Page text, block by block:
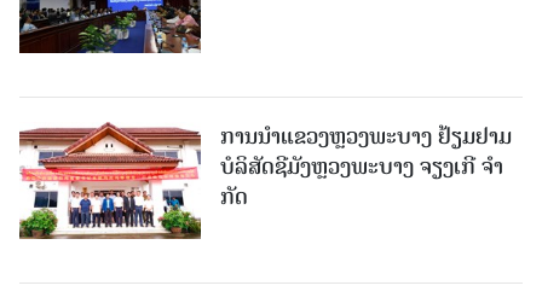
ການນຳແຂວງຫຼວງພະບາງ ຢ້ຽມ​ຢາມ
ບໍ​ລິ​ສັດຊີມັງຫຼວງພະບາງ ຈຽງເກີ ຈໍາ
ກັດ